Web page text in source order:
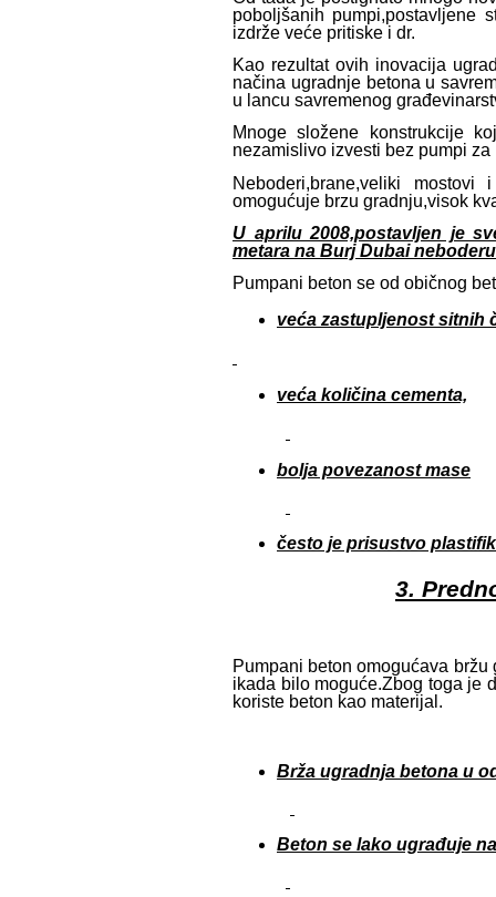
poboljšanih pumpi,postavljene
izdrže veće pritiske i dr.
Kao rezultat ovih inovacija
načina ugradnje betona u
u lancu savremenog
Mnoge složene konstrukcije
nezamislivo izvesti bez pumpi
Neboderi,brane,veliki
omogućuje brzu gradnju,visok
U aprilu 2008,postavljen je
metara na Burj Dubai
Pumpani beton se od običnog
veća zastupljenost sitnih
veća količina cementa,
bolja povezanost mase
često je prisustvo
3.
Pumpani beton omogućava
ikada bilo moguće.Zbog toga je
koriste beton kao materijal.
Brža ugradnja betona u
Beton se lako ugrađuje